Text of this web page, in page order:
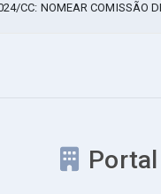
CC: NOMEAR COMISSÃO